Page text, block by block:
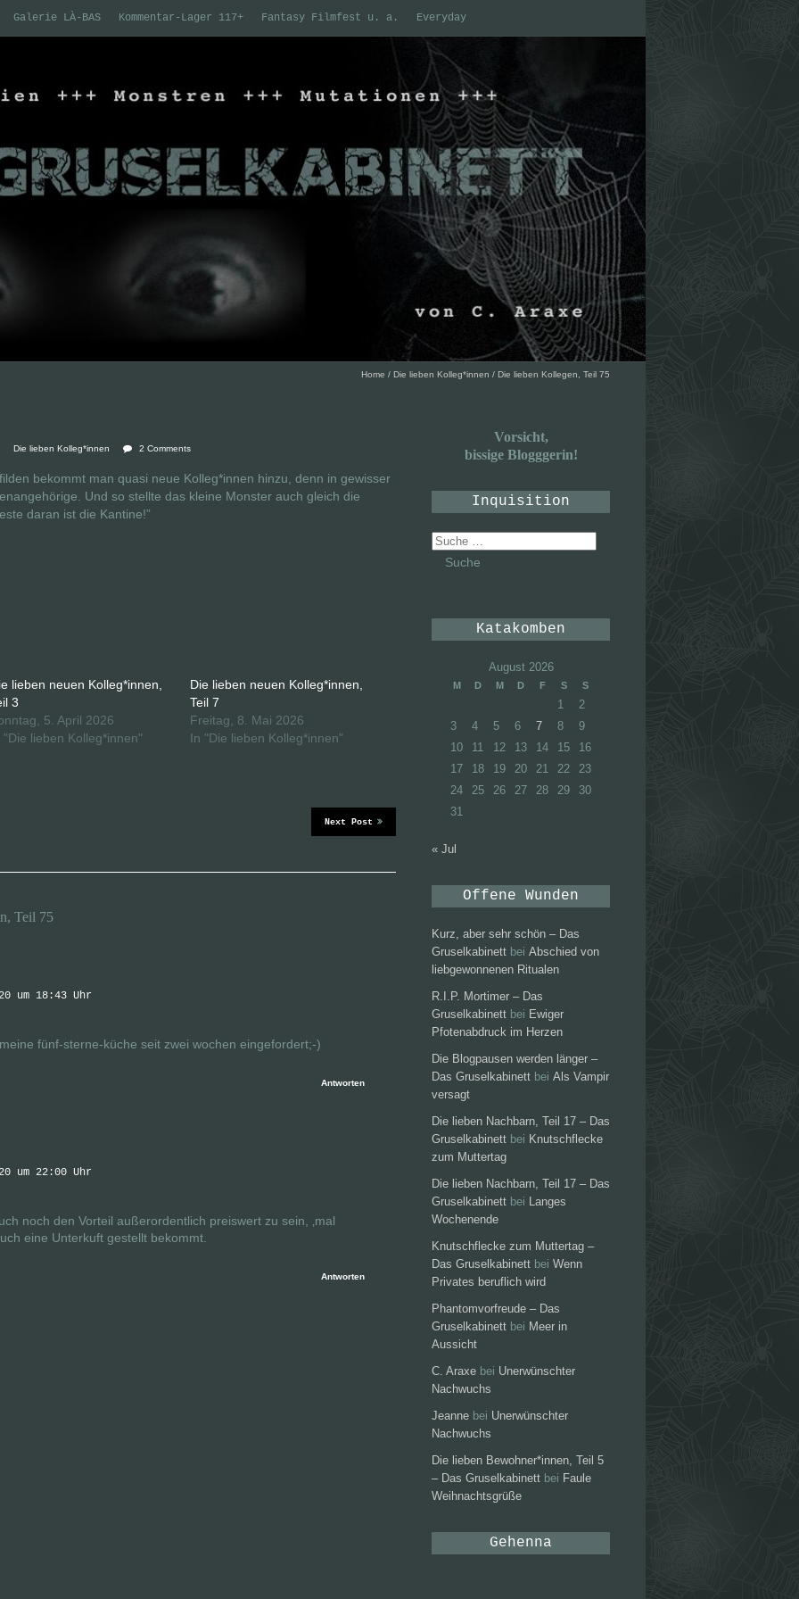
Galerie LÀ-BAS Kommentar-Lager 117+ Fantasy Filmfest u. a. Everyday
Home / Die lieben Kolleg*innen / Die lieben Kollegen, Teil 75
Die lieben Kolleg*innen 2 Comments
bekommt man quasi neue Kolleg*innen hinzu, denn in gewisser
Und so stellte das kleine Monster auch gleich die
daran ist die Kantine!”
lieben neuen Kolleg*innen,
3
5. April 2026
"Die lieben Kolleg*innen"
Die lieben neuen Kolleg*innen,
Teil 7
Freitag, 8. Mai 2026
In "Die lieben Kolleg*innen"
Next Post
Teil 75
um 18:43 Uhr
fünf-sterne-küche seit zwei wochen eingefordert;-)
Antworten
um 22:00 Uhr
noch den Vorteil außerordentlich preiswert zu sein, ‚mal
eine Unterkuft gestellt bekommt.
Antworten
Vorsicht,
bissige Blogggerin!
Inquisition
Suche
nach:
Katakomben
August 2026
M D M D F S S
1
2
3
4 5 6 7 8
9
10
11 12 13 14 15
16
17
18 19 20 21 22
23
24
25 26 27 28 29
30
31
« Jul
Offene Wunden
Kurz, aber sehr schön – Das
Gruselkabinett bei Abschied von
liebgewonnenen Ritualen
R.I.P. Mortimer – Das
Gruselkabinett bei Ewiger
Pfotenabdruck im Herzen
Die Blogpausen werden länger –
Das Gruselkabinett bei Als Vampir
versagt
Die lieben Nachbarn, Teil 17 – Das
Gruselkabinett bei Knutschflecke
zum Muttertag
Die lieben Nachbarn, Teil 17 – Das
Gruselkabinett bei Langes
Wochenende
Knutschflecke zum Muttertag –
Das Gruselkabinett bei Wenn
Privates beruflich wird
Phantomvorfreude – Das
Gruselkabinett bei Meer in
Aussicht
C. Araxe bei Unerwünschter
Nachwuchs
Jeanne bei Unerwünschter
Nachwuchs
Die lieben Bewohner*innen, Teil 5
– Das Gruselkabinett bei Faule
Weihnachtsgrüße
Gehenna